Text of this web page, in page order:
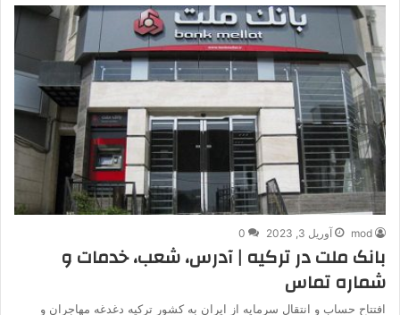
mod آوریل 3, 2023 0
بانک ملت در ترکیه | آدرس، شعب، خدمات و
شماره تماس
افتتاح حساب و انتقال سرمایه از ایران به کشور ترکیه دغدغه مهاجران و